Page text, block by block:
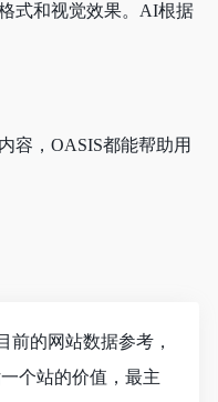
式和视觉效果。AI根据
容，OASIS都能帮助用
前的网站数据参考，
个站的价值，最主